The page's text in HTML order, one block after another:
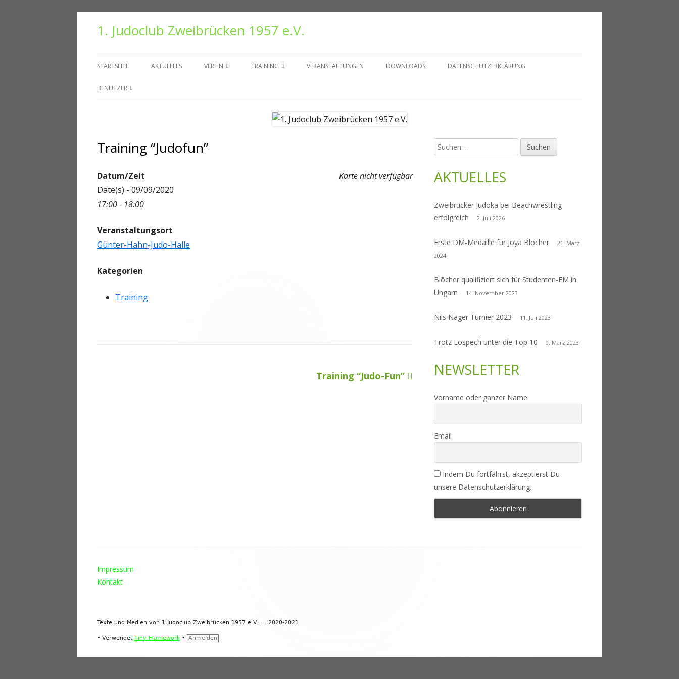
1. Judoclub Zweibrücken 1957 e.V.
Primäres
Menü
STARTSEITE AKTUELLES VEREIN TRAINING VERANSTALTUNGEN DOWNLOADS DATENSCHUTZERKLÄRUNG
BENUTZER
KONTO
ABMELDEN
MITGLIEDER
Training “Judofun”
Karte nicht verfügbar
Datum/Zeit
Date(s) - 09/09/2020
17:00 - 18:00
Veranstaltungsort
Günter-Hahn-Judo-Halle
Kategorien
Training
Nächster
Training “Judo-Fun”
Haupt-
Seitenleiste
Suchen
nach:
AKTUELLES
Zweibrücker Judoka bei Beachwrestling
erfolgreich
2. Juli 2026
Erste DM-Medaille für Joya Blöcher
21. März
2024
Blöcher qualifiziert sich für Studenten-EM in
Ungarn
14. November 2023
Nils Nager Turnier 2023 11. Juli 2023
Trotz Lospech unter die Top 10 9. März 2023
NEWSLETTER
Vorname oder ganzer Name
Email
Indem Du fortfährst, akzeptierst Du
unsere Datenschutzerklärung.
Inhalt
Impressum
Kontakt
Texte und Medien von 1.Judoclub Zweibrücken 1957 e.V. — 2020-2021
• Verwendet Tiny Framework • Anmelden